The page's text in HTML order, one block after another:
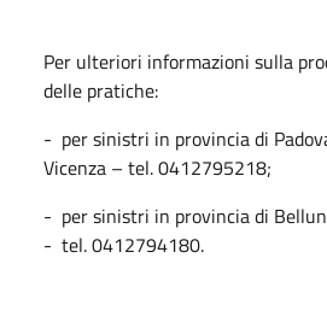
Per ulteriori informazioni sulla
delle pratiche:
- per sinistri in provincia di
Vicenza – tel. 0412795218;
- per sinistri in provincia di
- tel. 0412794180.